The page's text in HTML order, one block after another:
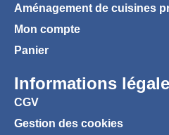
Aménagement de cuisines
Mon compte
Panier
Informations
CGV
Gestion des cookies